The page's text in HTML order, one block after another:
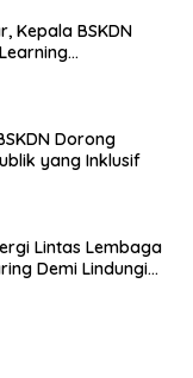
Kepala BSKDN
Dorong
yang Inklusif
Lintas Lembaga
Demi Lindungi